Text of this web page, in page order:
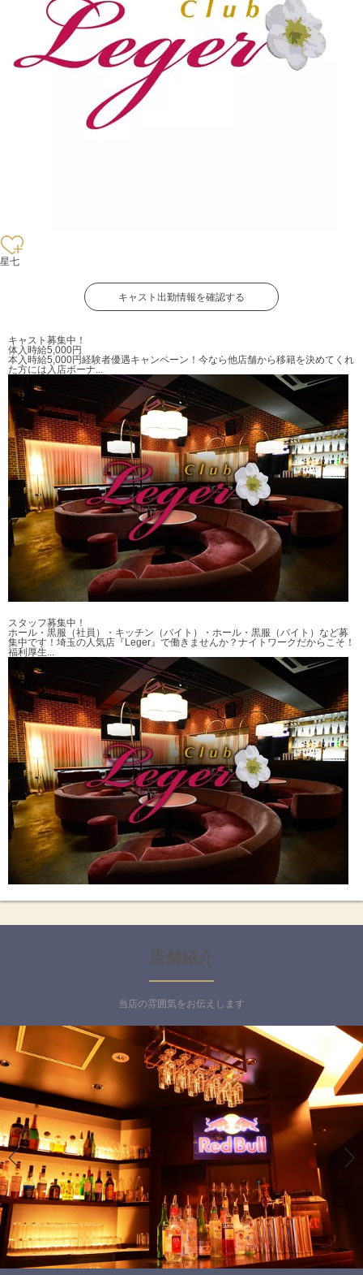
星七
キャスト出勤情報を確認する
キャスト募集中！
体入時給5,000円
本入時給5,000円経験者優遇キャンペーン！今なら他店舗から移籍を決めてくれ
た方には入店ボーナ...
スタッフ募集中！
ホール・黒服（社員）・キッチン（バイト）・ホール・黒服（バイト）など募
集中です！ 埼玉の人気店『Leger』で働きませんか？ナイトワークだからこそ！
福利厚生...
店舗紹介
当店の雰囲気をお伝えします
Previous
Next